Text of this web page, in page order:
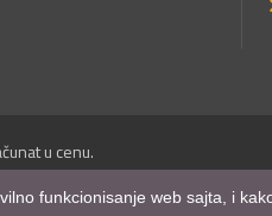
u cenu.
,Izrada sajtaimobilnih aplikacija
funkcionisanje web sajta, i